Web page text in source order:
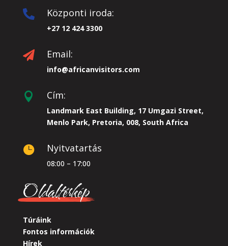
 Központi iroda:
+27 12 424 3300
 Email:
info@africanvisitors.com
 Cím:
Landmark East Building, 17 Umgazi Street,
Menlo Park, Pretoria, 008, South Africa
 Nyitvatartás
08:00 – 17:00
Oldaltérkép
Túráink
Fontos információk
Hírek